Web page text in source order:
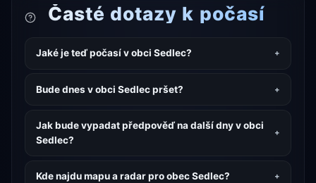
Časté dotazy k počasí
Jaké je teď počasí v obci Sedlec?
Bude dnes v obci Sedlec pršet?
Jak bude vypadat předpověď na další dny v obci
Sedlec?
Kde najdu mapu a radar pro obec Sedlec?